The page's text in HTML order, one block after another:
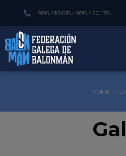
986 410 618 - 986 420 176
HOME